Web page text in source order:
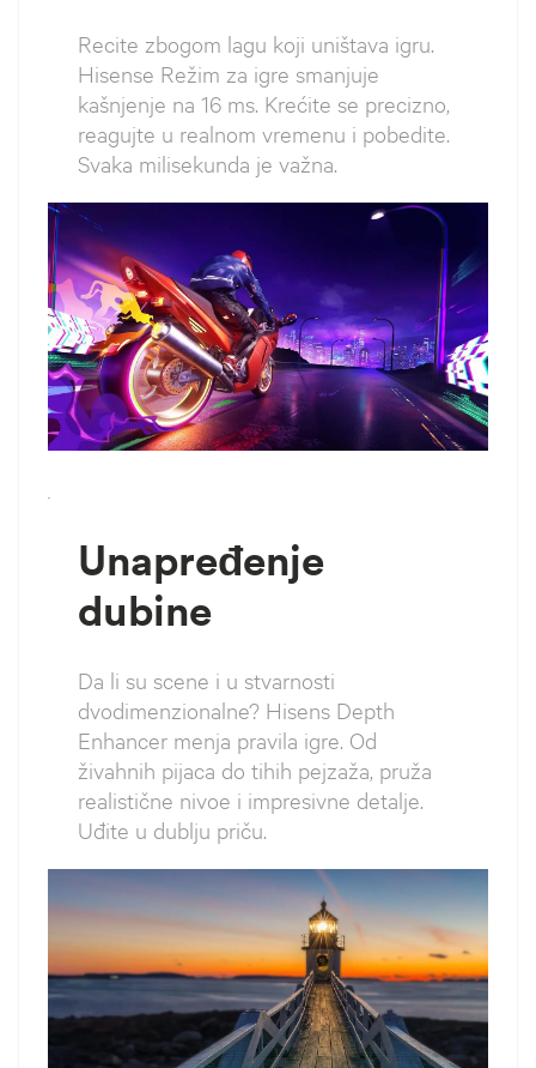
Recite zbogom lagu koji uništava igru.
Hisense Režim za igre smanjuje
kašnjenje na 16 ms. Krećite se precizno,
reagujte u realnom vremenu i pobedite.
Svaka milisekunda je važna.
`
Unapređenje
dubine
Da li su scene i u stvarnosti
dvodimenzionalne? Hisens Depth
Enhancer menja pravila igre. Od
živahnih pijaca do tihih pejzaža, pruža
realistične nivoe i impresivne detalje.
Uđite u dublju priču.